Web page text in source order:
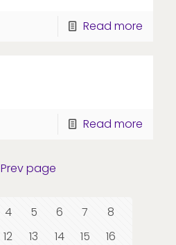
Read more
Read more
Prev page
4 5 6 7
8
12 13 14 15
16